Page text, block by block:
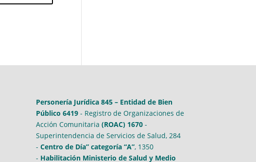
Personería Jurídica 845 – Entidad de Bien
Público 6419- Registro de Organizaciones de
Acción Comunitaria (ROAC) 1670-
Superintendencia de Servicios de Salud, 284
- Centro de Día” categoría “A”, 1350
- Habilitación Ministerio de Salud y Medio